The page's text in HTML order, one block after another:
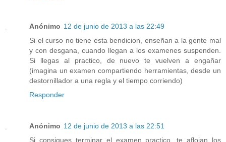
Anónimo 12 de junio de 2013 a las 22:49
Si el curso no tiene esta bendicion, enseñan a la gente mal
y con desgana, cuando llegan a los examenes suspenden.
Si llegas al practico, de nuevo te vuelven a engañar
(imagina un examen compartiendo herramientas, desde un
destornillador a una regla y el tiempo corriendo)
Responder
Anónimo 12 de junio de 2013 a las 22:51
Si consigues terminar el examen practico, te aflojan los